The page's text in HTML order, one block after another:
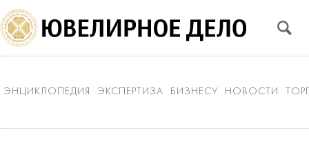
ЭНЦИКЛОПЕДИЯ ЭКСПЕРТИЗА БИЗНЕСУ НОВОСТИ